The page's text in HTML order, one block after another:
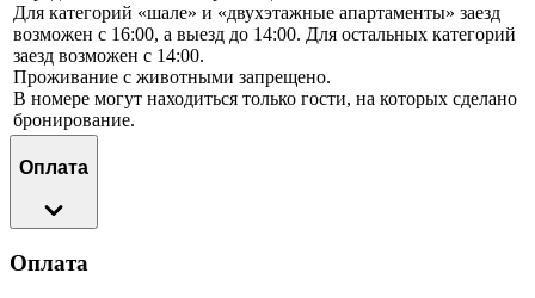
Для категорий «шале» и «двухэтажные апартаменты» заезд
возможен с 16:00, а выезд до 14:00. Для остальных категорий
заезд возможен с 14:00.
Проживание с животными запрещено.
В номере могут находиться только гости, на которых сделано
бронирование.
Оплата
Оплата